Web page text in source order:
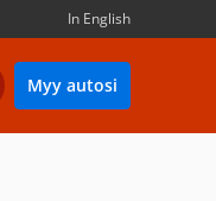
In English
Myy autosi